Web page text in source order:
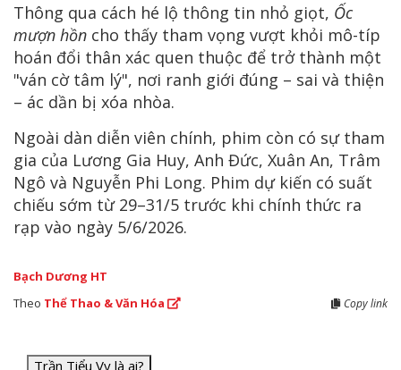
Thông qua cách hé lộ thông tin nhỏ giọt, Ốc
mượn hồn cho thấy tham vọng vượt khỏi mô-típ
hoán đổi thân xác quen thuộc để trở thành một
"ván cờ tâm lý", nơi ranh giới đúng – sai và thiện
– ác dần bị xóa nhòa.
Ngoài dàn diễn viên chính, phim còn có sự tham
gia của Lương Gia Huy, Anh Đức, Xuân An, Trâm
Ngô và Nguyễn Phi Long. Phim dự kiến có suất
chiếu sớm từ 29–31/5 trước khi chính thức ra
rạp vào ngày 5/6/2026.
Bạch Dương HT
Theo Thể Thao & Văn Hóa Copy link
Trần Tiểu Vy là ai?